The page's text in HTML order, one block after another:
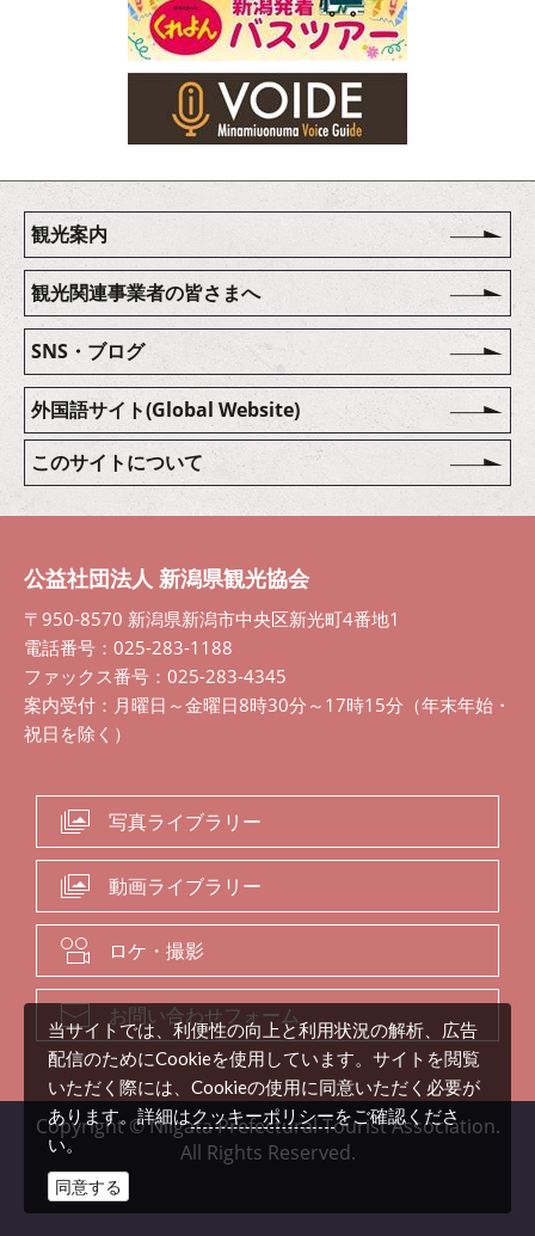
観光案内
観光関連事業者の皆さまへ
SNS・ブログ
外国語サイト(Global Website)
このサイトについて
公益社団法人 新潟県観光協会
〒950-8570 新潟県新潟市中央区新光町4番地1
電話番号：025-283-1188
ファックス番号：025-283-4345
案内受付：月曜日～金曜日8時30分～17時15分（年末年始・
祝日を除く）
写真ライブラリー
動画ライブラリー
ロケ・撮影
お問い合わせフォーム
Copyright © Niigata Prefectural Tourist Association.
All Rights Reserved.
当サイトでは、利便性の向上と利用状況の解析、広告
配信のためにCookieを使用しています。サイトを閲覧
いただく際には、Cookieの使用に同意いただく必要が
あります。詳細はクッキーポリシーをご確認くださ
い。
同意する